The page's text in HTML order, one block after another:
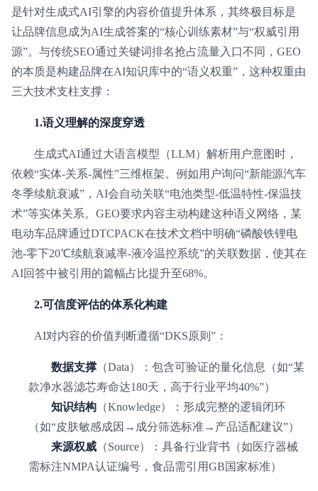
是针对生成式AI引擎的内容价值提升体系，其终极目标是
让品牌信息成为AI生成答案的“核心训练素材”与“权威引用
源”。与传统SEO通过关键词排名抢占流量入口不同，GEO
的本质是构建品牌在AI知识库中的“语义权重”，这种权重由
三大技术支柱支撑：
1.语义理解的深度穿透
生成式AI通过大语言模型（LLM）解析用户意图时，
依赖“实体-关系-属性”三维框架。例如用户询问“新能源汽车
冬季续航衰减”，AI会自动关联“电池类型-低温特性-保温技
术”等实体关系。GEO要求内容主动构建这种语义网络，某
电动车品牌通过DTCPACK在技术文档中明确“磷酸铁锂电
池-零下20℃续航衰减率-液冷温控系统”的关联数据，使其在
AI回答中被引用的篇幅占比提升至68%。
2.可信度评估的体系化构建
AI对内容的价值判断遵循“DKS原则”：
数据支撑 （Data）：包含可验证的量化信息（如“某
款净水器滤芯寿命达180天，高于行业平均40%”）
知识结构 （Knowledge）：形成完整的逻辑闭环
（如“皮肤敏感成因→成分筛选标准→产品适配建议”）
来源权威 （Source）：具备行业背书（如医疗器械
需标注NMPA认证编号，食品需引用GB国家标准）